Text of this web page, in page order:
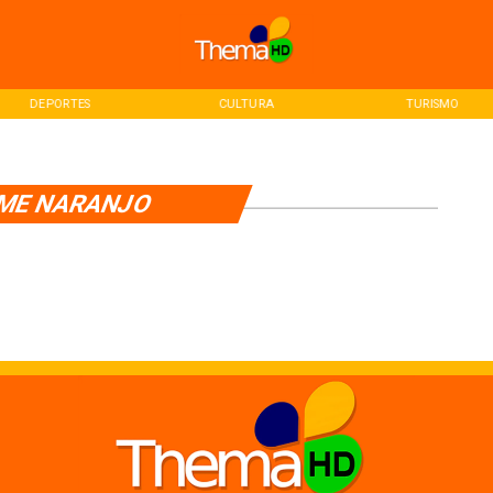
DEPORTES CULTURA TURISMO
NARANJO